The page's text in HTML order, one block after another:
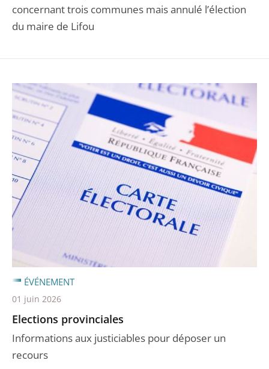
concernant trois communes mais annulé l’élection
du maire de Lifou
Elections provinciales
Informations aux justiciables pour déposer un
recours
ÉVÉNEMENT
01 juin 2026